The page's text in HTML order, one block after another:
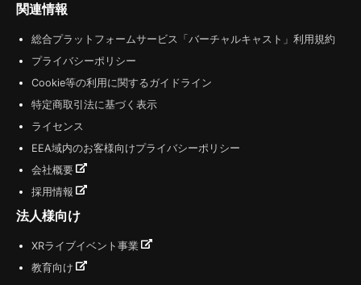
関連情報
総合プラットフォームサービス「バーチャルキャスト」利用規約
プライバシーポリシー
Cookie等の利用に関するガイドライン
特定商取引法に基づく表示
ライセンス
EEA域内のお客様向けプライバシーポリシー
会社概要
採用情報
法人様向け
XRライブイベント事業
教育向け